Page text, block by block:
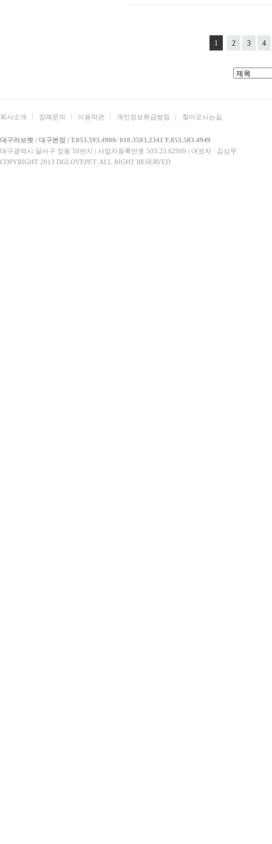
1 2 3 4
회사소개 장례문의 이용약관 개인정보취급방침 찾아오시는길
대구러브펫 / 대구본점 | T.053.593.4900/ 010.3503.2341 F.053.583.4949
대구광역시 달서구 장동 50번지 | 사업자등록번호 503.23.62909 | 대표자 : 김상무
COPYRIGHT 2013 DGLOVEPET. ALL RIGHT RESERVED.